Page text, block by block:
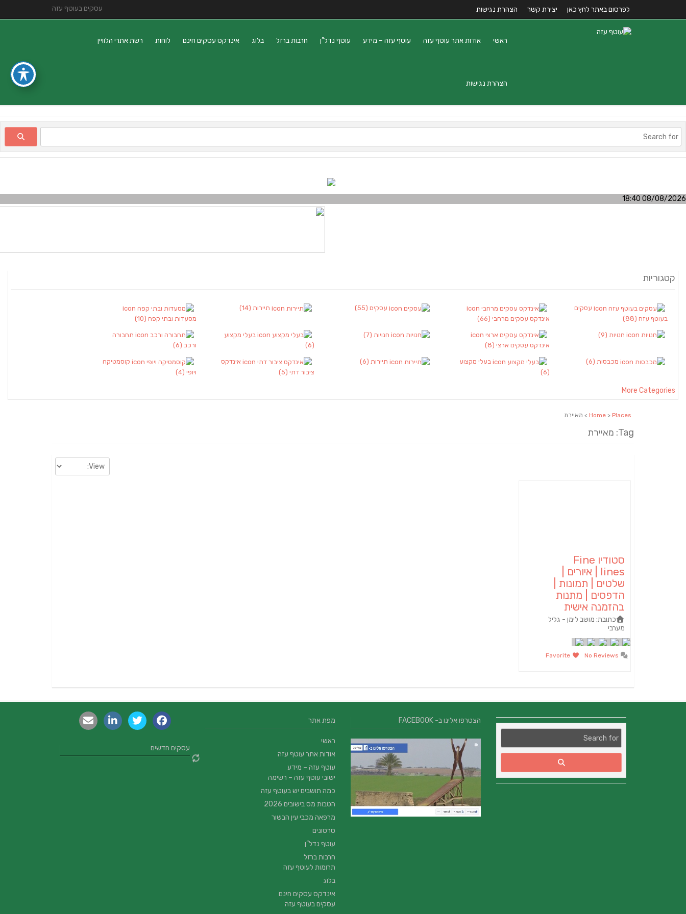
עסקים בעוטף עזה לפרסום באתר לחץ כאן יצירת קשר הצהרת נגישות
ראשי אודות אתר עוטף עזה עוטף עזה – מידע עוטף נדל”ן חרבות ברזל בלוג אינדקס עסקים חינם לוחות רשת אתרי הלוויין
הצהרת נגישות
08/08/2026 18:40
קטגוריות
עסקים
בעוטף עזה (88) אינדקס עסקים מרחבי (66)
עסקים (55) תיירות (14)
מסעדות ובתי קפה (10)
חנויות (9)
אינדקס עסקים ארצי (8)
חנויות (7)
בעלי מקצוע
(6)
תחבורה
ורכב (6)
מכבסות (6)
בעלי מקצוע
(6)
תיירות (6)
אינדקס
ציבור דתי (5)
קוסמטיקה
ויופי (4)
More Categories
Home > Places > מאיירת
Tag: מאיירת
סטודיו Fine
lines | איורים |
שלטים | תמונות |
הדפסים | מתנות
בהזמנה אישית
כתובת: מושב לימן - גליל
מערבי
עסקים חדשים
מפת אתר
ראשי
אודות אתר עוטף עזה
עוטף עזה – מידע
ישובי עוטף עזה – רשימה
כמה תושבים יש בעוטף עזה
הטבות מס בישובים 2026
מרפאה מכבי עין הבשור
סרטונים
עוטף נדל”ן
חרבות ברזל
תרומות לעוטף עזה
בלוג
אינדקס עסקים חינם
עסקים בעוטף עזה
הצטרפו אלינו ב- FACEBOOK